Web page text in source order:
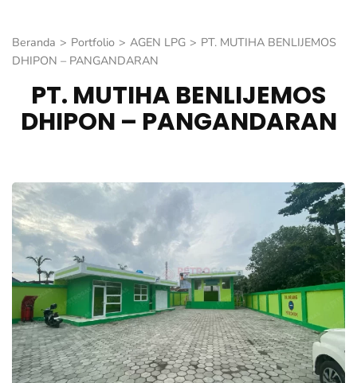
Beranda > Portfolio > AGEN LPG > PT. MUTIHA BENLIJEMOS
DHIPON – PANGANDARAN
PT. MUTIHA BENLIJEMOS
DHIPON – PANGANDARAN